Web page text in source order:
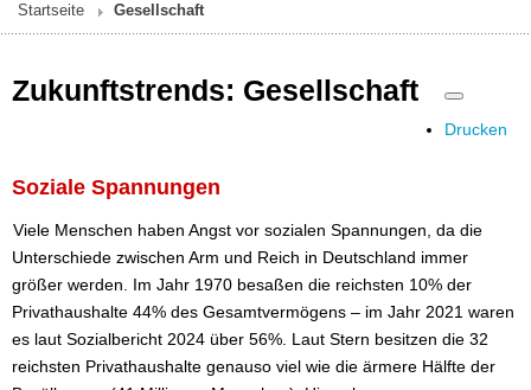
Startseite Gesellschaft
Drucken
Zukunftstrends: Gesellschaft
Soziale Spannungen
Viele Menschen haben Angst vor sozialen Spannungen, da die
Unterschiede zwischen Arm und Reich in Deutschland immer
größer werden. Im Jahr 1970 besaßen die reichsten 10% der
Privathaushalte 44% des Gesamtvermögens – im Jahr 2021 waren
es laut Sozialbericht 2024 über 56%. Laut Stern besitzen die 32
reichsten Privathaushalte genauso viel wie die ärmere Hälfte der